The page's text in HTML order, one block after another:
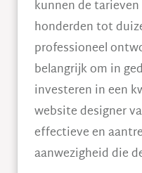
kunnen de
honderden tot
professioneel
belangrijk om in
investeren in een
website designer
effectieve en
aanwezigheid die